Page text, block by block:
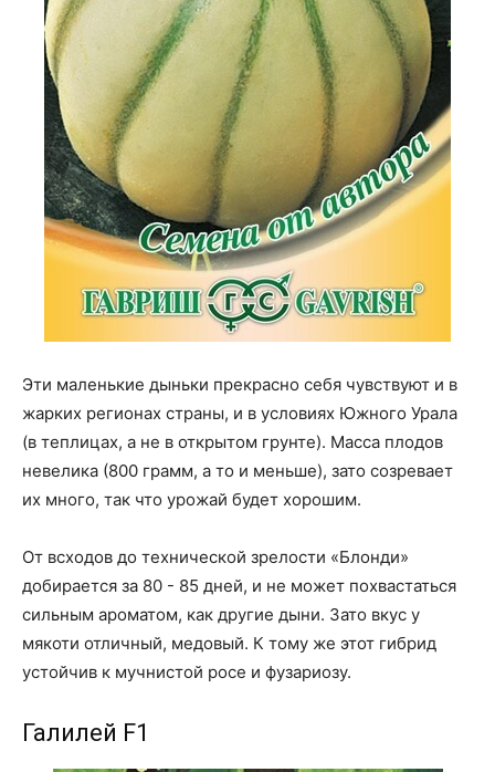
Эти маленькие дыньки прекрасно себя чувствуют и в
жарких регионах страны, и в условиях Южного Урала
(в теплицах, а не в открытом грунте). Масса плодов
невелика (800 грамм, а то и меньше), зато созревает
их много, так что урожай будет хорошим.
От всходов до технической зрелости «Блонди»
добирается за 80 - 85 дней, и не может похвастаться
сильным ароматом, как другие дыни. Зато вкус у
мякоти отличный, медовый. К тому же этот гибрид
устойчив к мучнистой росе и фузариозу.
Галилей F1